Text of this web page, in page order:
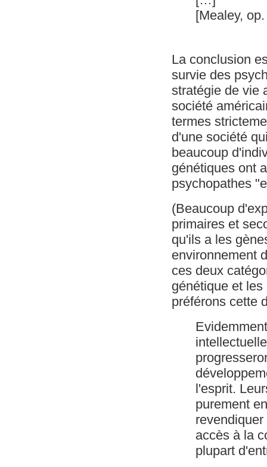
[Mealey,
La conclusion
survie des
stratégie de vie
société
termes
d'une société
beaucoup
génétiques ont
psychopathes
(Beaucoup
primaires et
qu'ils a les
environnement
ces deux
génétique et
préférons cette
l'esprit.
purement
accès à la
plupart